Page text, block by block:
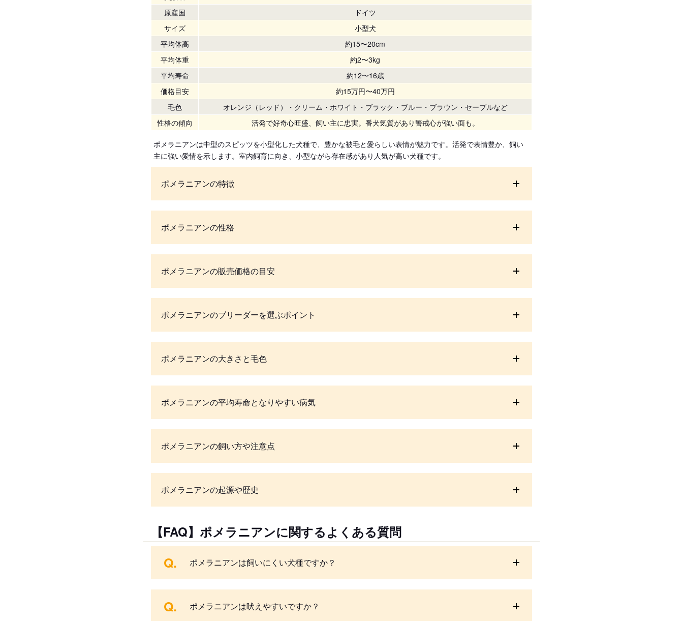
原産国
ドイツ
サイズ
小型犬
平均体高
約15〜20cm
平均体重
約2〜3kg
平均寿命
約12〜16歳
価格目安
約15万円〜40万円
毛色
オレンジ（レッド）・クリーム・ホワイト・ブラック・ブルー・ブラウン・セーブルなど
性格の傾向
活発で好奇心旺盛、飼い主に忠実。番犬気質があり警戒心が強い面も。
ポメラニアンは中型のスピッツを小型化した犬種で、豊かな被毛と愛らしい表情が魅力です。活発で表情豊か、飼い
主に強い愛情を示します。室内飼育に向き、小型ながら存在感があり人気が高い犬種です。
ポメラニアンの特徴
ポメラニアンの性格
ポメラニアンの販売価格の目安
ポメラニアンのブリーダーを選ぶポイント
ポメラニアンの大きさと毛色
ポメラニアンの平均寿命となりやすい病気
ポメラニアンの飼い方や注意点
ポメラニアンの起源や歴史
【FAQ】ポメラニアンに関するよくある質問
Q. ポメラニアンは飼いにくい犬種ですか？
Q. ポメラニアンは吠えやすいですか？